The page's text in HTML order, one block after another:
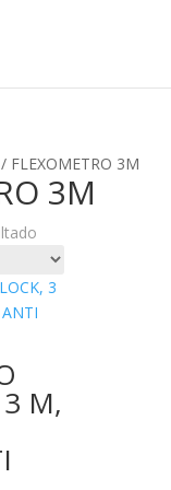
/ FLEXOMETRO 3M
3M
M,